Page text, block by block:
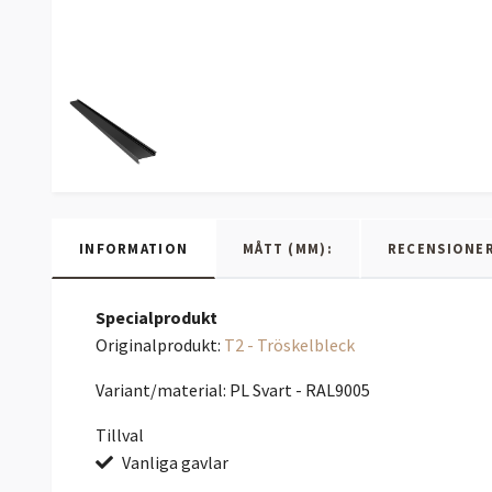
INFORMATION MÅTT (MM):
Specialprodukt
Originalprodukt: T2 - Tröskelbleck
Variant/material: PL Svart - RAL9005
Tillval
Vanliga gavlar